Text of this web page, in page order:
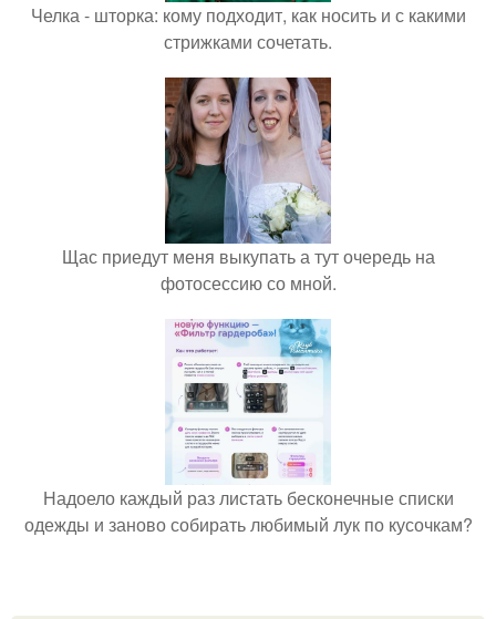
Челка - шторка: кому подходит, как носить и с какими
стрижками сочетать.
Щас приедут меня выкупать а тут очередь на
фотосессию со мной.
Надоело каждый раз листать бесконечные списки
одежды и заново собирать любимый лук по кусочкам?